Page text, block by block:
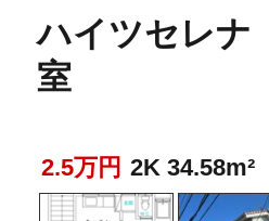
ハイツセレ
室
2.5万円 2K 34.58m²